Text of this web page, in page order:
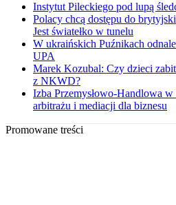
Instytut Pileckiego pod lupą
Polacy chcą dostępu do
Jest światełko w tunelu
W ukraińskich Puźnikach
UPA
Marek Kozubal: Czy dzieci
z NKWD?
Izba Przemysłowo-Handlowa
arbitrażu i mediacji dla biznesu
Promowane treści